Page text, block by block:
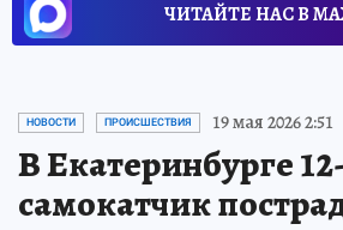
ЧИТАЙТЕ НАС В
НОВОСТИ ПРОИСШЕСТВИЯ 19 мая 2026 2:51
В Екатеринбурге
самокатчик